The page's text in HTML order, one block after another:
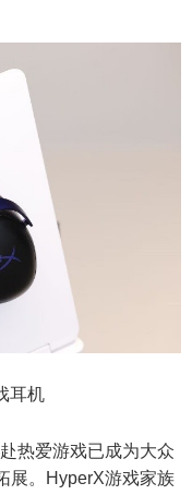
耳机
热爱游戏已成为大众
展。HyperX游戏家族